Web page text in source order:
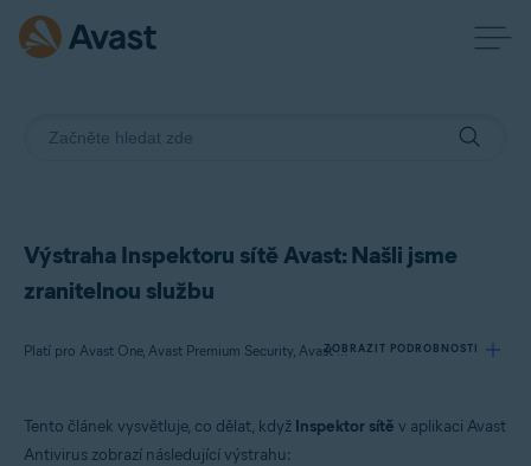
Výstraha Inspektoru sítě Avast: Našli jsme
zranitelnou službu
Platí pro Avast One, Avast Premium Security, Avast Free Antivirus
ZOBRAZIT PODROBNOSTI
Tento článek vysvětluje, co dělat, když Inspektor sítě v aplikaci Avast
Antivirus zobrazí následující výstrahu: